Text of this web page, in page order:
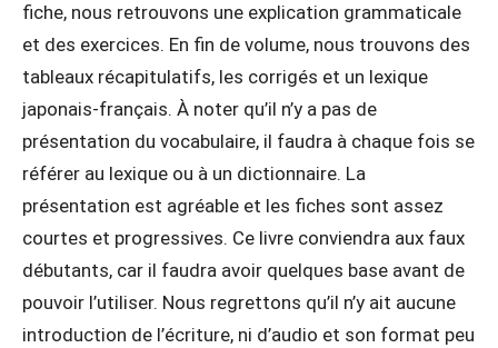
fiche, nous retrouvons une explication grammaticale
et des exercices. En fin de volume, nous trouvons des
tableaux récapitulatifs, les corrigés et un lexique
japonais-français. À noter qu’il n’y a pas de
présentation du vocabulaire, il faudra à chaque fois se
référer au lexique ou à un dictionnaire. La
présentation est agréable et les fiches sont assez
courtes et progressives. Ce livre conviendra aux faux
débutants, car il faudra avoir quelques base avant de
pouvoir l’utiliser. Nous regrettons qu’il n’y ait aucune
introduction de l’écriture, ni d’audio et son format peu